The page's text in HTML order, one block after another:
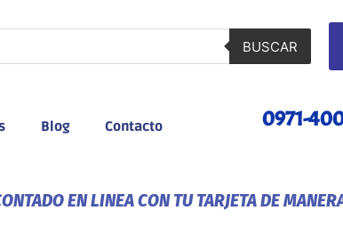
BUSCAR
Blog Contacto 0971-
EN LINEA CON TU TARJETA DE